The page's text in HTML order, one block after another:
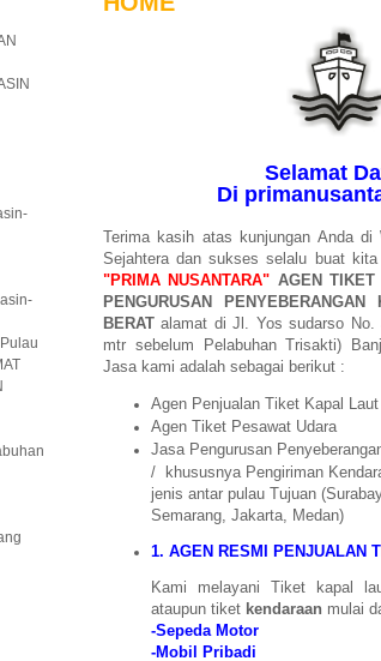
Selamat
Di
Terima kasih atas kunjungan Anda di
Sejahtera dan sukses selalu buat
"PRIMA NUSANTARA" AGEN
PENGURUSAN
BERATalamat di Jl. Yos sudarso
mtr sebelum Pelabuhan Trisakti)
Jasa kami adalah sebagai berikut :
Agen Penjualan Tiket Kapal
Agen Tiket Pesawat Udara
Jasa Pengurusan
/ khususnya Pengiriman
jenis antar pulau Tujuan
Semarang, Jakarta, Medan)
1. AGEN RESMI PENJUALAN
Kami melayani Tiket kapal
ataupun tiket kendaraan mulai
-Sepeda Motor
-Mobil Pribadi